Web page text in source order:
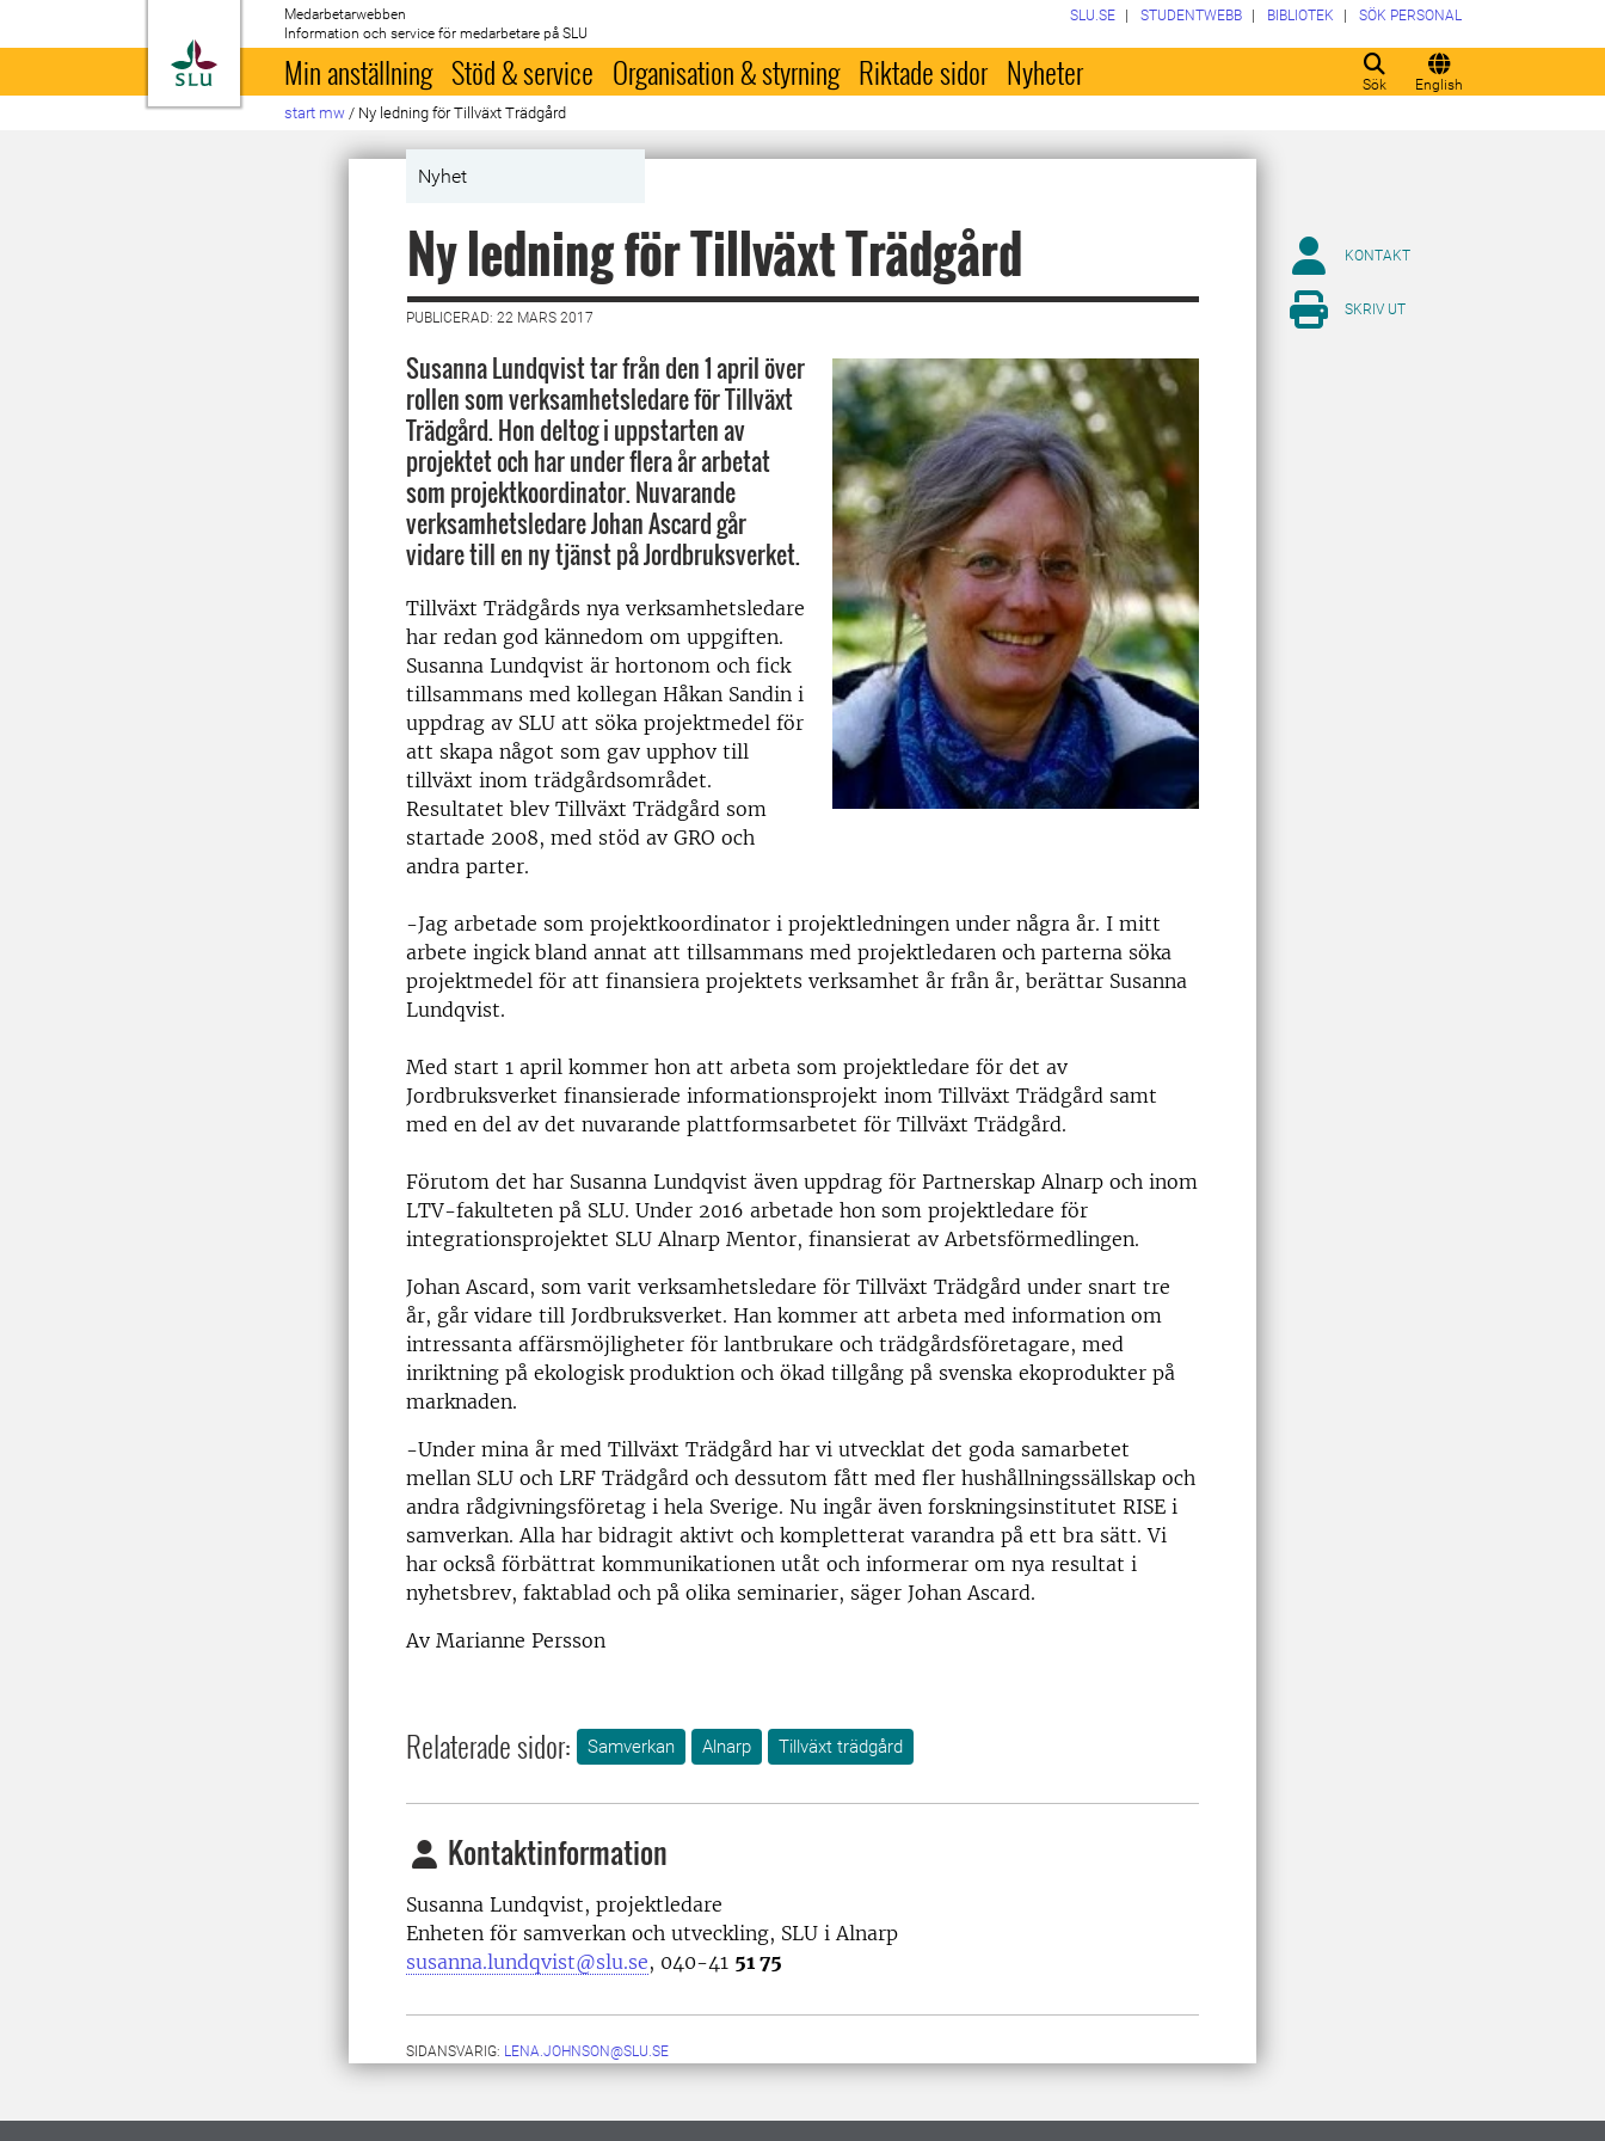
Till startsida
Medarbetarwebben
Information och service för medarbetare på SLU
Sök English
SLU.SE STUDENTWEBB BIBLIOTEK SÖK PERSONAL
Min anställning Stöd & service Organisation & styrning Riktade sidor Nyheter
start mw / Ny ledning för Tillväxt Trädgård
Nyhet
Ny ledning för Tillväxt Trädgård
PUBLICERAD: 22 MARS 2017
Susanna Lundqvist tar från den 1 april över
rollen som verksamhetsledare för Tillväxt
Trädgård. Hon deltog i uppstarten av
projektet och har under flera år arbetat
som projektkoordinator. Nuvarande
verksamhetsledare Johan Ascard går
vidare till en ny tjänst på Jordbruksverket.
Tillväxt Trädgårds nya verksamhetsledare
har redan god kännedom om uppgiften.
Susanna Lundqvist är hortonom och fick
tillsammans med kollegan Håkan Sandin i
uppdrag av SLU att söka projektmedel för
att skapa något som gav upphov till
tillväxt inom trädgårdsområdet.
Resultatet blev Tillväxt Trädgård som
startade 2008, med stöd av GRO och
andra parter.
-Jag arbetade som projektkoordinator i projektledningen under några år. I mitt
arbete ingick bland annat att tillsammans med projektledaren och parterna söka
projektmedel för att finansiera projektets verksamhet år från år, berättar Susanna
Lundqvist.
Med start 1 april kommer hon att arbeta som projektledare för det av
Jordbruksverket finansierade informationsprojekt inom Tillväxt Trädgård samt
med en del av det nuvarande plattformsarbetet för Tillväxt Trädgård.
Förutom det har Susanna Lundqvist även uppdrag för Partnerskap Alnarp och inom
LTV-fakulteten på SLU. Under 2016 arbetade hon som projektledare för
integrationsprojektet SLU Alnarp Mentor, finansierat av Arbetsförmedlingen.
Johan Ascard, som varit verksamhetsledare för Tillväxt Trädgård under snart tre
år, går vidare till Jordbruksverket. Han kommer att arbeta med information om
intressanta affärsmöjligheter för lantbrukare och trädgårdsföretagare, med
inriktning på ekologisk produktion och ökad tillgång på svenska ekoprodukter på
marknaden.
-Under mina år med Tillväxt Trädgård har vi utvecklat det goda samarbetet
mellan SLU och LRF Trädgård och dessutom fått med fler hushållningssällskap och
andra rådgivningsföretag i hela Sverige. Nu ingår även forskningsinstitutet RISE i
samverkan. Alla har bidragit aktivt och kompletterat varandra på ett bra sätt. Vi
har också förbättrat kommunikationen utåt och informerar om nya resultat i
nyhetsbrev, faktablad och på olika seminarier, säger Johan Ascard.
Av Marianne Persson
Relaterade sidor: Samverkan Alnarp Tillväxt trädgård
Kontaktinformation
Susanna Lundqvist, projektledare
Enheten för samverkan och utveckling, SLU i Alnarp
susanna.lundqvist@slu.se, 040-41 51 75
SIDANSVARIG: LENA.JOHNSON@SLU.SE
KONTAKT
SKRIV UT